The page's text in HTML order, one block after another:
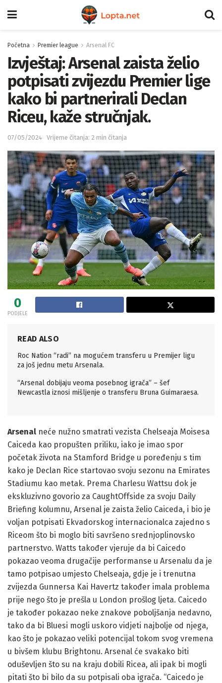
Početna Premier league Arsenal FC
Izvještaj: Arsenal zaista želio
potpisati zvijezdu Premier lige
kako bi partnerirali Declan
Riceu, kaže stručnjak.
07/05/2024 Vrijeme čitanja: 2 min čitanja
0
PODJELE
READ ALSO
Roc Nation “radi” na mogućem transferu u Premijer ligu
za još jednu metu Arsenala.
“Arsenal dobijaju veoma posebnog igrača” – šef
Newcastla iznosi mišljenje o transferu Bruna Guimaraesa.
Arsenal neće nužno smatrati vezista Chelseaja Moisesa
Caiceda kao propušten priliku, iako je imao spor
početak života na Stamford Bridge u poređenju s tim
kako je Declan Rice startovao svoju sezonu na Emirates
Stadiumu kao metak. Prema Charlesu Wattsu dok je
ekskluzivno govorio za CaughtOffside za svoju Daily
Briefing kolumnu, Arsenal je zaista želio Caiceda, i bio je
voljan potpisati Ekvadorskog internacionalca zajedno s
Riceom što bi moglo biti savršeno srednjoplinovsko
partnerstvo. Watts također vjeruje da bi Caicedo
pokazao veoma drugačije performanse u Arsenalu da je
tamo potpisao umjesto Chelseaja, gdje je i trenutna
zvijezda Gunnersa Kai Havertz također imala problema
prije nego što je prešla u London prošlog ljeta. Caicedo
je također pokazao neke znakove poboljšanja nedavno,
tako da bi Bluesi mogli uskoro vidjeti najbolje od njega,
kao što je pokazao veliki potencijal tokom svog vremena
u bivšem klubu Brightonu. Arsenal će svakako biti
oduševljen što su na kraju dobili Ricea, ali ipak bi mogli
pitati što bi bilo da su potpisali oba igrača. “Caicedo je